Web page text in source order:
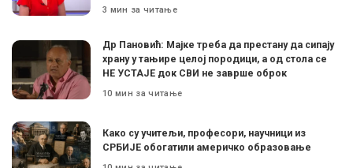
3 мин за читање
Др Пановић: Мајке треба да престану да сипају
храну у тањире целој породици, а од стола се
НЕ УСТАЈЕ док СВИ не заврше оброк
10 мин за читање
Како су учитељи, професори, научници из
СРБИЈЕ обогатили америчко образовање